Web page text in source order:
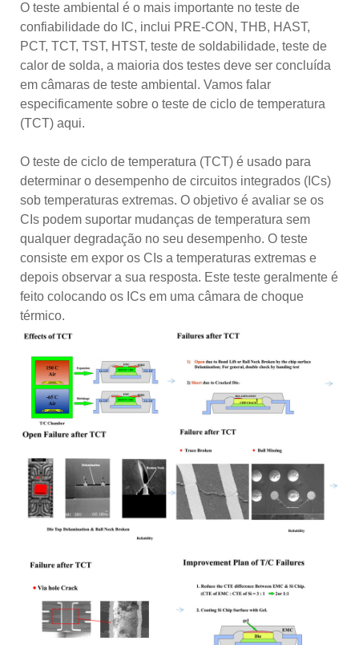
O teste ambiental é o mais importante no teste de
confiabilidade do IC, inclui PRE-CON, THB, HAST,
PCT, TCT, TST, HTST, teste de soldabilidade, teste de
calor de solda, a maioria dos testes deve ser concluída
em câmaras de teste ambiental. Vamos falar
especificamente sobre o teste de ciclo de temperatura
(TCT) aqui.
O teste de ciclo de temperatura (TCT) é usado para
determinar o desempenho de circuitos integrados (ICs)
sob temperaturas extremas. O objetivo é avaliar se os
CIs podem suportar mudanças de temperatura sem
qualquer degradação no seu desempenho. O teste
consiste em expor os CIs a temperaturas extremas e
depois observar a sua resposta. Este teste geralmente é
feito colocando os ICs em uma câmara de choque
térmico.